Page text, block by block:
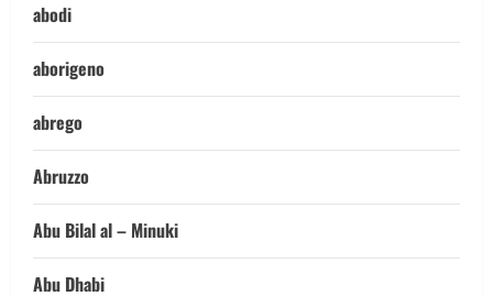
abodi
aborigeno
abrego
Abruzzo
Abu Bilal al – Minuki
Abu Dhabi